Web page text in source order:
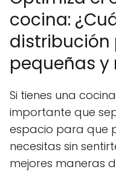
cocina:
distribución
pequeñas
Si tienes una
importante que
espacio para que
necesitas sin
mejores maneras